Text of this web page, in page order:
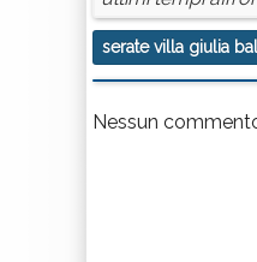
serate villa giulia
Nessun